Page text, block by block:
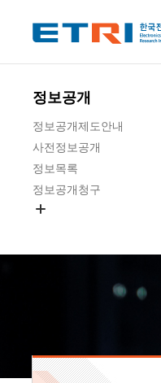
정보공개
정보공개제도안내
사전정보공개
정보목록
정보공개청구